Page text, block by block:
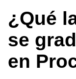
¿Qué
se
en